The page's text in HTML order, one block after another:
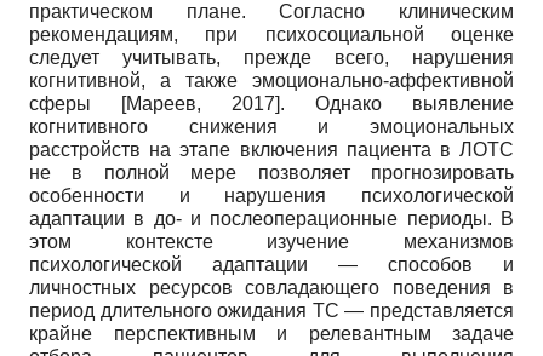
практическом плане. Согласно клиническим
рекомендациям, при психосоциальной оценке
следует учитывать, прежде всего, нарушения
когнитивной, а также эмоционально-аффективной
сферы
[Мареев, 2017]. Однако выявление
когнитивного снижения и эмоциональных
расстройств на этапе включения пациента в ЛОТС
не в полной мере позволяет прогнозировать
особенности и нарушения психологической
адаптации в до- и послеоперационные периоды. В
этом контексте изучение механизмов
психологической адаптации — способов и
личностных ресурсов совладающего поведения в
период длительного ожидания ТС — представляется
крайне перспективным и релевантным задаче